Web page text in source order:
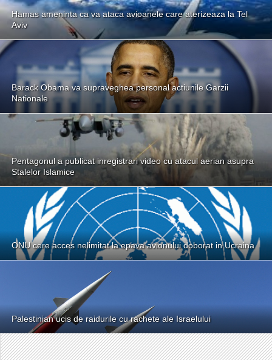
Hamas ameninta ca va ataca avioanele care aterizeaza la Tel
Aviv
Barack Obama va supraveghea personal actiunile Garzii
Nationale
Pentagonul a publicat inregistrari video cu atacul aerian asupra
Stalelor Islamice
ONU cere acces nelimitat la epava avionului doborat in Ucraina
Palestinian ucis de raidurile cu rachete ale Israelului